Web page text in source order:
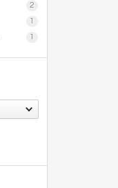
2
1
1